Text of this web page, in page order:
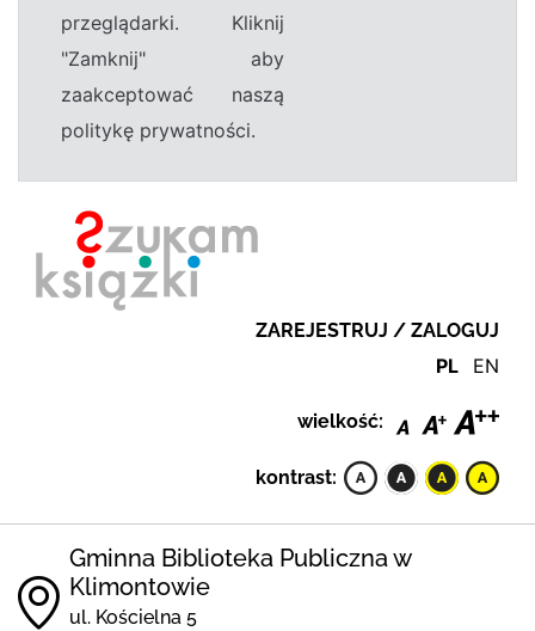
przeglądarki. Kliknij
"Zamknij" aby
zaakceptować naszą
politykę prywatności.
ZAREJESTRUJ / ZALOGUJ
PL EN
wielkość:
kontrast:
Gminna Biblioteka Publiczna w
Klimontowie
ul. Kościelna 5